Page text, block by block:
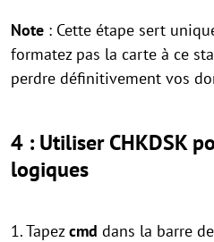
Note : Cette étape sert
formatez pas la carte à ce
perdre définitivement vos
4 : Utiliser CHKDSK
logiques
1. Tapezcmd dans la barre